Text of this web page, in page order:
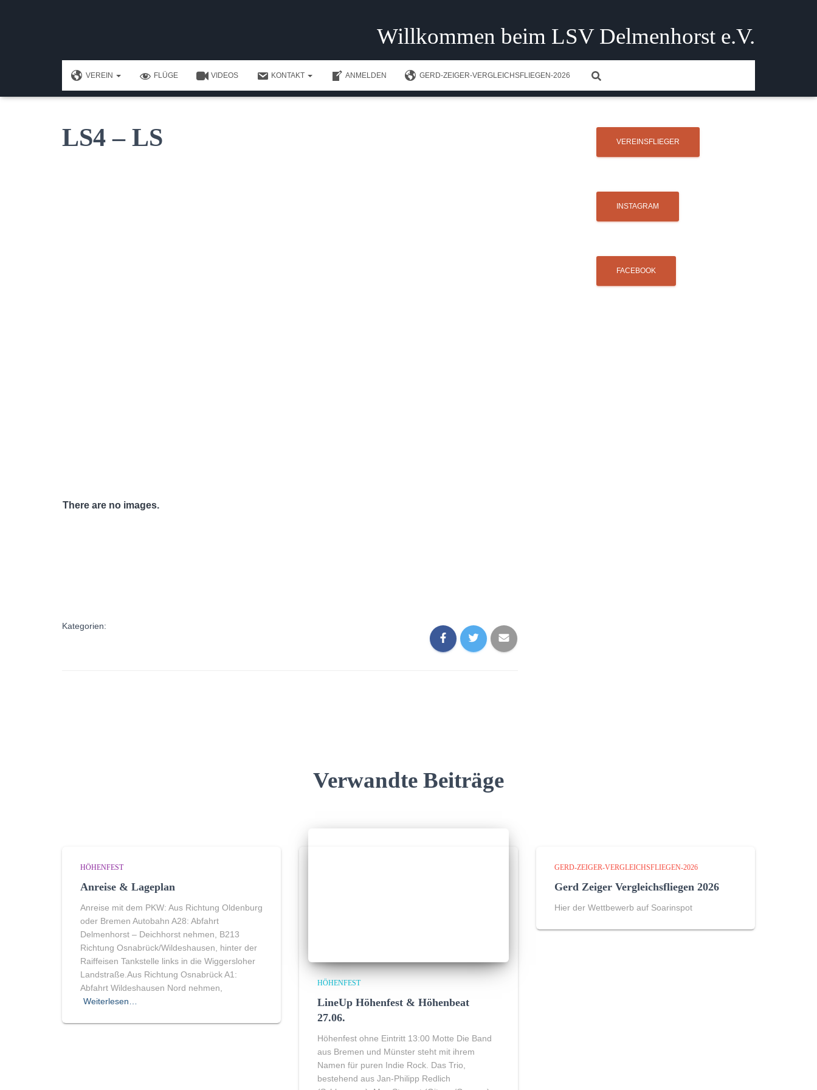
Willkommen beim LSV Delmenhorst e.V.
VEREIN FLÜGE VIDEOS KONTAKT ANMELDEN GERD-ZEIGER-VERGLEICHSFLIEGEN-2026
LS4 – LS
There are no images.
Kategorien:
Verwandte Beiträge
HÖHENFEST
Anreise & Lageplan
Anreise mit dem PKW: Aus Richtung Oldenburg
oder Bremen Autobahn A28: Abfahrt
Delmenhorst – Deichhorst nehmen, B213
Richtung Osnabrück/Wildeshausen, hinter der
Raiffeisen Tankstelle links in die Wiggersloher
Landstraße.Aus Richtung Osnabrück A1:
Abfahrt Wildeshausen Nord nehmen,
Weiterlesen…
HÖHENFEST
LineUp Höhenfest & Höhenbeat
27.06.
Höhenfest ohne Eintritt 13:00 Motte Die Band
aus Bremen und Münster steht mit ihrem
Namen für puren Indie Rock. Das Trio,
bestehend aus Jan-Philipp Redlich
GERD-ZEIGER-VERGLEICHSFLIEGEN-2026
Gerd Zeiger Vergleichsfliegen 2026
Hier der Wettbewerb auf Soarinspot